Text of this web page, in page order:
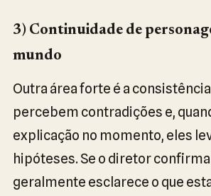
3) Continuidade de
mundo
Outra área forte é a
percebem contradições e,
explicação no momento, eles
hipóteses. Se o diretor
geralmente esclarece o que